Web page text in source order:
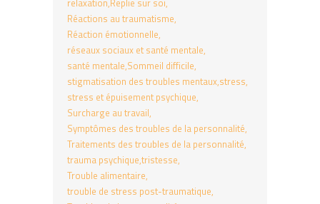
Réactions au traumatisme
Réaction émotionnelle
réseaux sociaux et santé mentale
santé mentale Sommeil difficile
stigmatisation des troubles mentaux stress
stress et épuisement psychique
Surcharge au travail
Symptômes des troubles de la personnalité
Traitements des troubles de la personnalité
trauma psychique tristesse
Trouble alimentaire
trouble de stress post-traumatique